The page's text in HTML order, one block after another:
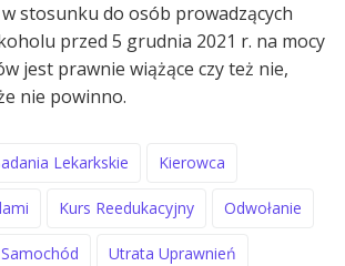
stosunku do osób prowadzących
przed 5 grudnia 2021 r. na mocy
jest prawnie wiążące czy też nie,
nie powinno.
Lekarkskie Kierowca
Kurs Reedukacyjny Odwołanie
Samochód Utrata Uprawnień